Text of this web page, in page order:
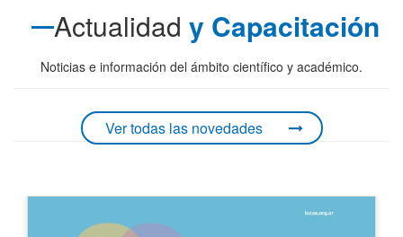
Actualidad y Capacitación
Noticias e información del ámbito científico y académico.
Ver todas las novedades